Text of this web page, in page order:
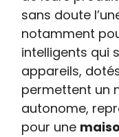
sans doute
notamment
intelligents qui
appareils,
permettent un
autonome,
pour une